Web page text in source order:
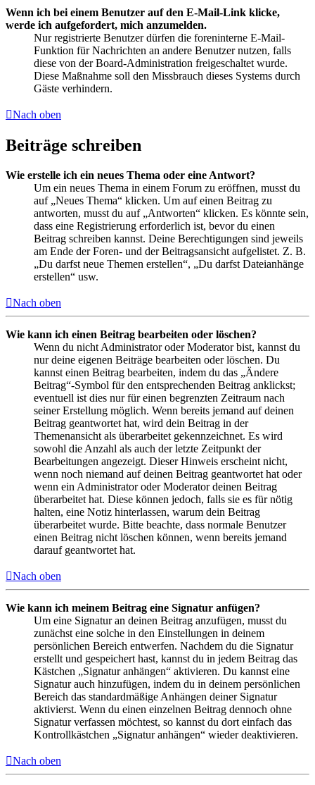
Wenn ich bei einem Benutzer auf den E-Mail-Link klicke,
werde ich aufgefordert, mich anzumelden.
Nur registrierte Benutzer dürfen die foreninterne E-Mail-
Funktion für Nachrichten an andere Benutzer nutzen, falls
diese von der Board-Administration freigeschaltet wurde.
Diese Maßnahme soll den Missbrauch dieses Systems durch
Gäste verhindern.
Nach oben
Beiträge schreiben
Wie erstelle ich ein neues Thema oder eine Antwort?
Um ein neues Thema in einem Forum zu eröffnen, musst du
auf „Neues Thema“ klicken. Um auf einen Beitrag zu
antworten, musst du auf „Antworten“ klicken. Es könnte sein,
dass eine Registrierung erforderlich ist, bevor du einen
Beitrag schreiben kannst. Deine Berechtigungen sind jeweils
am Ende der Foren- und der Beitragsansicht aufgelistet. Z. B.
„Du darfst neue Themen erstellen“, „Du darfst Dateianhänge
erstellen“ usw.
Nach oben
Wie kann ich einen Beitrag bearbeiten oder löschen?
Wenn du nicht Administrator oder Moderator bist, kannst du
nur deine eigenen Beiträge bearbeiten oder löschen. Du
kannst einen Beitrag bearbeiten, indem du das „Ändere
Beitrag“-Symbol für den entsprechenden Beitrag anklickst;
eventuell ist dies nur für einen begrenzten Zeitraum nach
seiner Erstellung möglich. Wenn bereits jemand auf deinen
Beitrag geantwortet hat, wird dein Beitrag in der
Themenansicht als überarbeitet gekennzeichnet. Es wird
sowohl die Anzahl als auch der letzte Zeitpunkt der
Bearbeitungen angezeigt. Dieser Hinweis erscheint nicht,
wenn noch niemand auf deinen Beitrag geantwortet hat oder
wenn ein Administrator oder Moderator deinen Beitrag
überarbeitet hat. Diese können jedoch, falls sie es für nötig
halten, eine Notiz hinterlassen, warum dein Beitrag
überarbeitet wurde. Bitte beachte, dass normale Benutzer
einen Beitrag nicht löschen können, wenn bereits jemand
darauf geantwortet hat.
Nach oben
Wie kann ich meinem Beitrag eine Signatur anfügen?
Um eine Signatur an deinen Beitrag anzufügen, musst du
zunächst eine solche in den Einstellungen in deinem
persönlichen Bereich entwerfen. Nachdem du die Signatur
erstellt und gespeichert hast, kannst du in jedem Beitrag das
Kästchen „Signatur anhängen“ aktivieren. Du kannst eine
Signatur auch hinzufügen, indem du in deinem persönlichen
Bereich das standardmäßige Anhängen deiner Signatur
aktivierst. Wenn du einen einzelnen Beitrag dennoch ohne
Signatur verfassen möchtest, so kannst du dort einfach das
Kontrollkästchen „Signatur anhängen“ wieder deaktivieren.
Nach oben